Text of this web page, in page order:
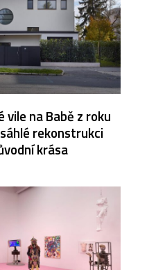
vile na Babě z roku
rekonstrukci
krása